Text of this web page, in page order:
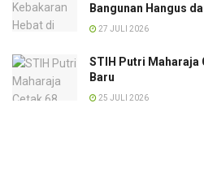
Bangunan Hangus
27 JULI 2026
STIH Putri Maharaja
Baru
25 JULI 2026